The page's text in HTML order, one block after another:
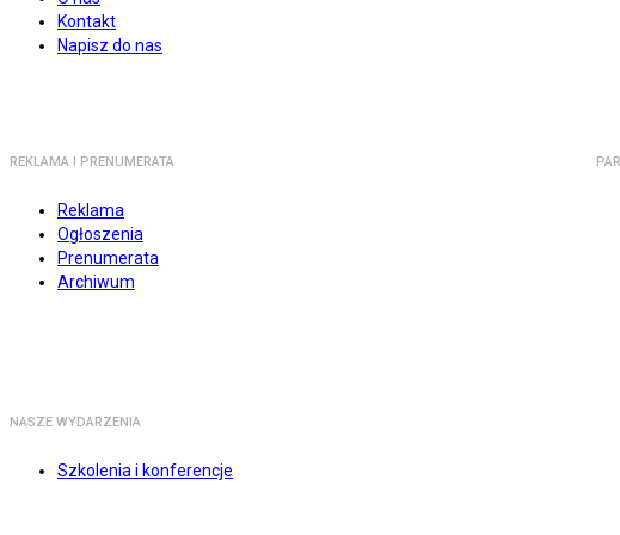
Kontakt
Napisz do nas
REKLAMA I PRENUMERATA
Reklama
Ogłoszenia
Prenumerata
Archiwum
NASZE WYDARZENIA
Szkolenia i konferencje